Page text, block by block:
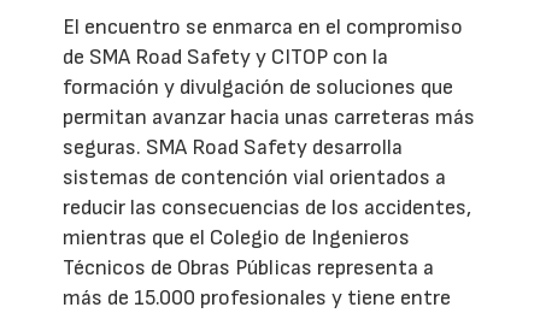
El encuentro se enmarca en el compromiso
de SMA Road Safety y CITOP con la
formación y divulgación de soluciones que
permitan avanzar hacia unas carreteras más
seguras. SMA Road Safety desarrolla
sistemas de contención vial orientados a
reducir las consecuencias de los accidentes,
mientras que el Colegio de Ingenieros
Técnicos de Obras Públicas representa a
más de 15.000 profesionales y tiene entre